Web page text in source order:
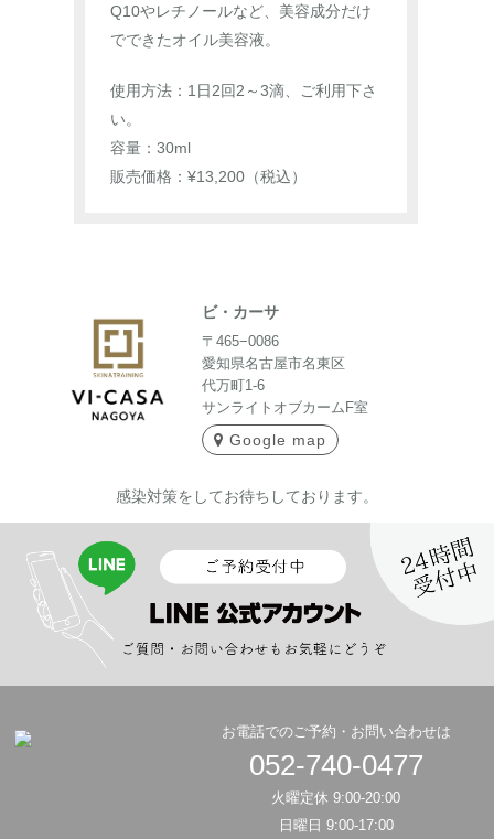
Q10やレチノールなど、美容成分だけ
でできたオイル美容液。
使用方法：1日2回2～3滴、ご利用下さ
い。
容量：30ml
販売価格：¥13,200（税込）
ビ・カーサ
〒465−0086
愛知県名古屋市名東区
代万町1-6
サンライトオブカームF室
Google map
感染対策をしてお待ちしております。
お電話でのご予約・お問い合わせは
052-740-0477
火曜定休 9:00-20:00
日曜日 9:00-17:00